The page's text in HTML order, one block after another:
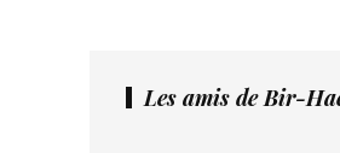
Les amis de Bir-